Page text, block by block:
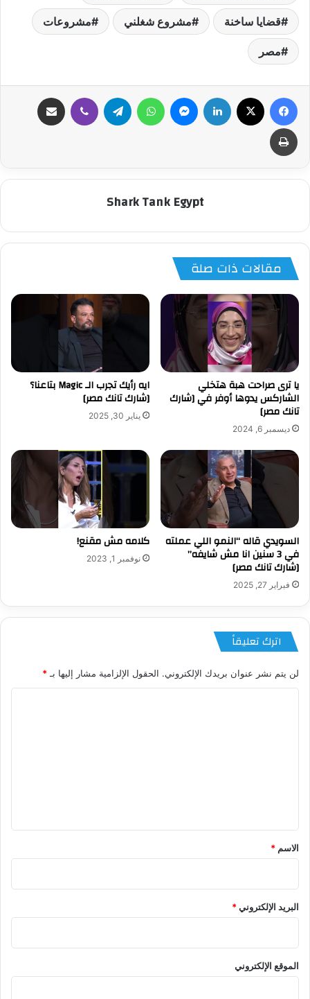
قضايا ساخنة مشروع شغلني مشروعات
مصر
فيسبوك لينكدإن ماسنجر واتساب تيلقرام ڤايبر
طباعة
Shark Tank Egypt
مقالات ذات صلة
يا ترى صراحت هبة هتخلي
الشاركس يدوها أوفر في [شارك
تانك مصر]
ديسمبر 6, 2024
ايه رأيك تجرب الـ Magic بتاعنا؟
[شارك تانك مصر]
يناير 30, 2025
السويدي قاله “النمو اللي عملته
في 3 سنين انا مش شايفه”
[شارك تانك مصر]
فبراير 27, 2025
كلامه مش مقنع!
نوفمبر 1, 2023
اترك تعليقاً
لن يتم نشر عنوان بريدك الإلكتروني. الحقول الإلزامية مشار إليها بـ *
*
الاسم *
البريد الإلكتروني*
الموقع الإلكتروني